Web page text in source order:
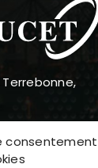
consentement
Terrebonne,